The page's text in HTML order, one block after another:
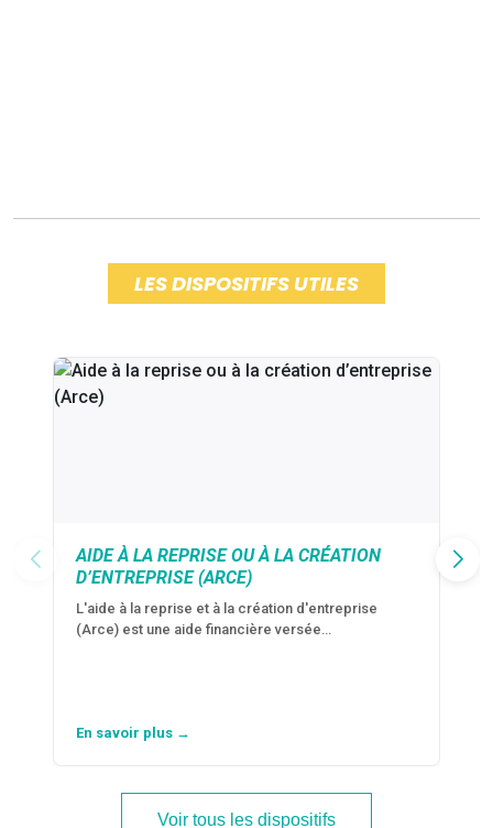
LES DISPOSITIFS UTILES
AIDE À LA REPRISE OU À LA CRÉATION
D’ENTREPRISE (ARCE)
L'aide à la reprise et à la création d'entreprise
(Arce) est une aide financière versée…
En savoir plus →
Voir tous les dispositifs